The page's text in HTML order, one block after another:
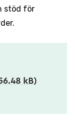
stöd för
kB)